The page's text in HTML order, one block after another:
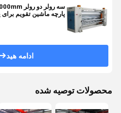
پارچه ماشین تقویم برای
ادامه هید
محصولات توصیه شده